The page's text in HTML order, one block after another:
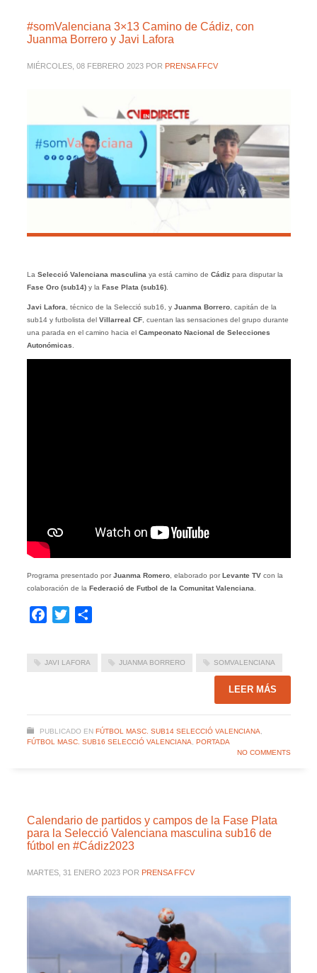
#somValenciana 3×13 Camino de Cádiz, con
Juanma Borrero y Javi Lafora
MIÉRCOLES, 08 FEBRERO 2023 POR PRENSA FFCV
La Selecció Valenciana masculina ya está camino de Cádizpara disputar la
Fase Oro (sub14)y la Fase Plata (sub16).
Javi Lafora , técnico de la Selecció sub16, y Juanma Borrero, capitán de la
sub14 y futbolista del Villarreal CF, cuentan las sensaciones del grupo durante
una parada en el camino hacia el Campeonato Nacional de Selecciones
Autonómicas
Programa presentado porJuanma Romero, elaborado porLevante TV con la
colaboración de la Federació de Futbol de la Comunitat Valenciana
Facebook
Twitter
JAVI LAFORA JUANMA BORRERO SOMVALENCIANA
LEER MÁS
PUBLICADO EN FÚTBOL MASC. SUB14 SELECCIÓ VALENCIANA,
FÚTBOL MASC. SUB16 SELECCIÓ VALENCIANA, PORTADA
NO COMMENTS
Calendario de partidos y campos de la Fase Plata
para la Selecció Valenciana masculina sub16 de
fútbol en #Cádiz2023
MARTES, 31 ENERO 2023 POR PRENSA FFCV